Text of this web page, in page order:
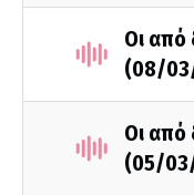
Οι από
(08/
Οι από
(05/